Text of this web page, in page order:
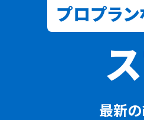
プロプラ
最新